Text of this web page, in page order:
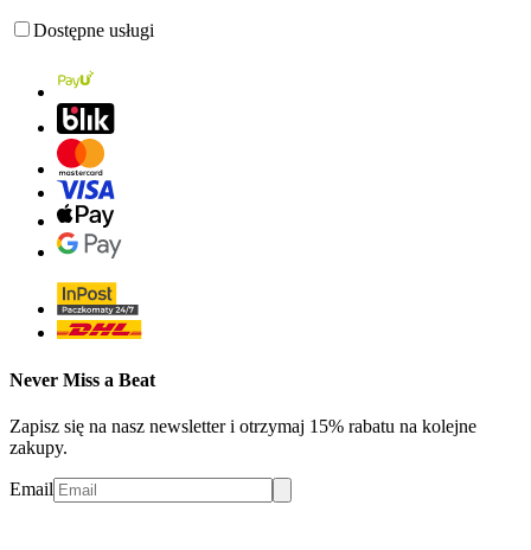
Dostępne usługi
Never Miss a Beat
Zapisz się na nasz newsletter i otrzymaj 15% rabatu na kolejne
zakupy.
Email